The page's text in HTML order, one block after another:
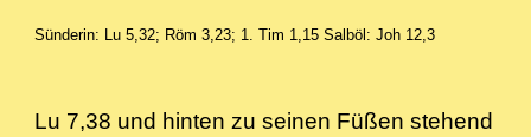
Sünderin: Lu 5,32; Röm 3,23; 1. Tim 1,15 Salböl: Joh 12,3
Lu 7,38 und hinten zu seinen Füßen stehend